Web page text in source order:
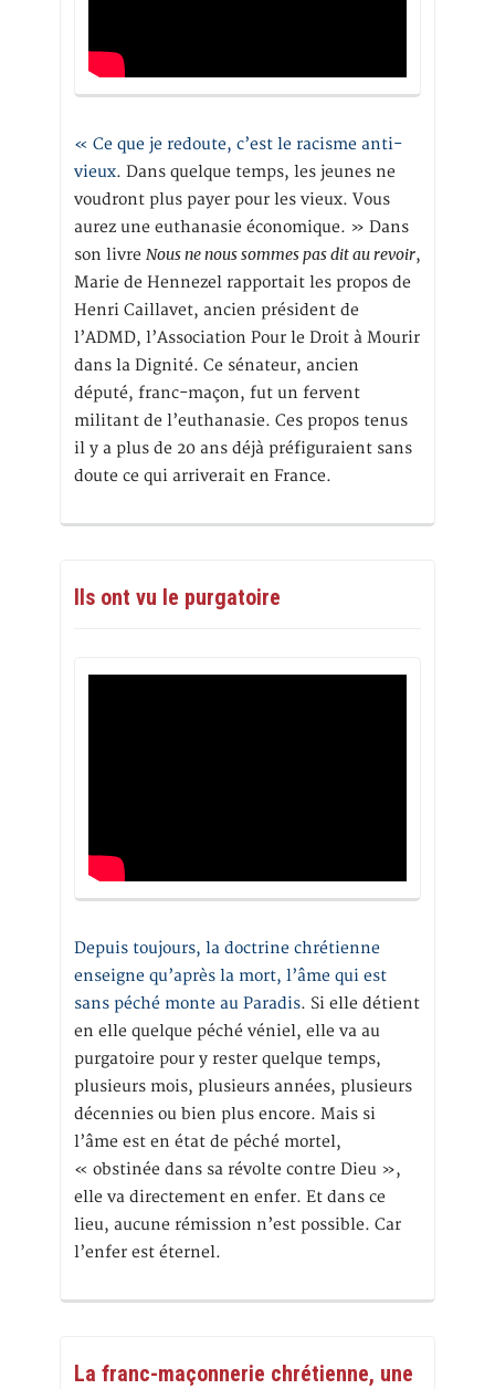
« Ce que je redoute, c’est le racisme anti-
vieux. Dans quelque temps, les jeunes ne
voudront plus payer pour les vieux. Vous
aurez une euthanasie économique. » Dans
son livre Nous ne nous sommes pas dit au revoir,
Marie de Hennezel rapportait les propos de
Henri Caillavet, ancien président de
l’ADMD, l’Association Pour le Droit à Mourir
dans la Dignité. Ce sénateur, ancien
député, franc-maçon, fut un fervent
militant de l’euthanasie. Ces propos tenus
il y a plus de 20 ans déjà préfiguraient sans
doute ce qui arriverait en France.
Ils ont vu le purgatoire
Depuis toujours, la doctrine chrétienne
enseigne qu’après la mort, l’âme qui est
sans péché monte au Paradis. Si elle détient
en elle quelque péché véniel, elle va au
purgatoire pour y rester quelque temps,
plusieurs mois, plusieurs années, plusieurs
décennies ou bien plus encore. Mais si
l’âme est en état de péché mortel,
« obstinée dans sa révolte contre Dieu »,
elle va directement en enfer. Et dans ce
lieu, aucune rémission n’est possible. Car
l’enfer est éternel.
La franc-maçonnerie chrétienne, une